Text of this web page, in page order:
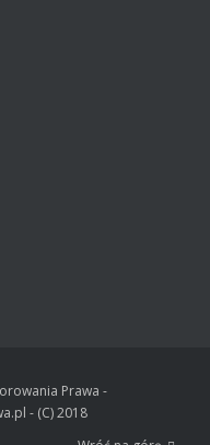
Prawa -
- (C) 2018